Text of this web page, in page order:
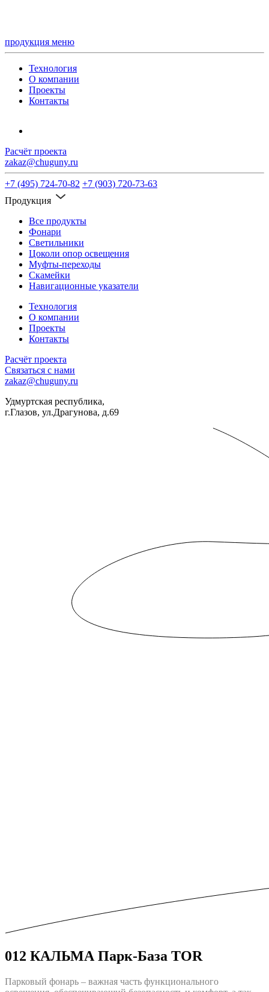
продукция меню
Технология
О компании
Проекты
Контакты
Расчёт проекта
zakaz@chuguny.ru
+7 (495) 724-70-82 +7 (903) 720-73-63
Продукция
Все продукты
Фонари
Светильники
Цоколи опор освещения
Муфты-переходы
Скамейки
Навигационные указатели
Технология
О компании
Проекты
Контакты
Расчёт проекта
Связаться с нами
zakaz@chuguny.ru
Удмуртская республика,
г.Глазов, ул.Драгунова, д.69
012 КАЛЬМА Парк-База TOR
Парковый фонарь – важная часть функционального